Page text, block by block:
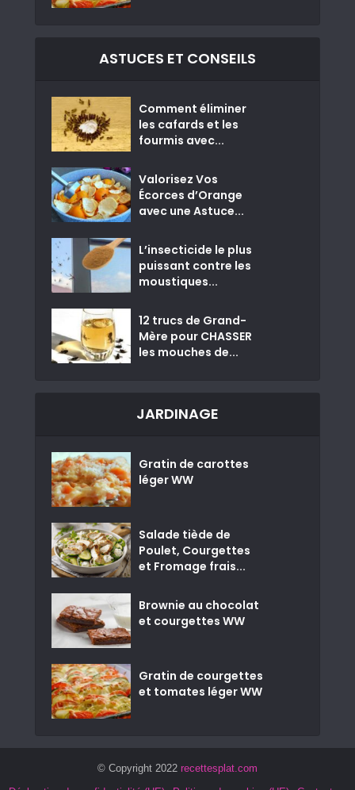
ASTUCES ET CONSEILS
Comment éliminer
les cafards et les
fourmis avec...
Valorisez Vos
Écorces d’Orange
avec une Astuce...
L’insecticide le plus
puissant contre les
moustiques...
12 trucs de Grand-
Mère pour CHASSER
les mouches de...
JARDINAGE
Gratin de carottes
léger WW
Salade tiède de
Poulet, Courgettes
et Fromage frais...
Brownie au chocolat
et courgettes WW
Gratin de courgettes
et tomates léger WW
© Copyright 2022 recettesplat.com